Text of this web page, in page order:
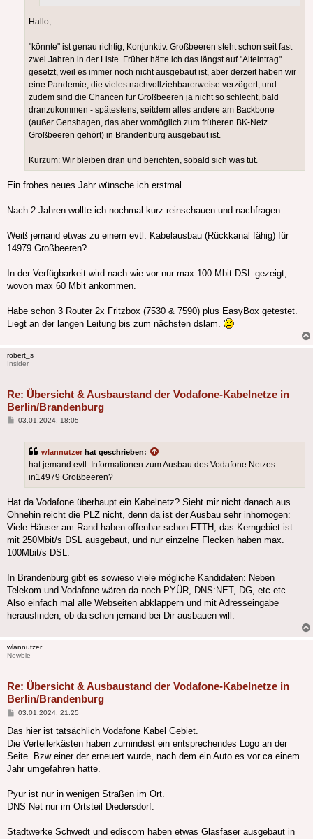
Hallo,
"könnte" ist genau richtig, Konjunktiv. Großbeeren steht schon seit fast
zwei Jahren in der Liste. Früher hätte ich das längst auf "Alteintrag"
gesetzt, weil es immer noch nicht ausgebaut ist, aber derzeit haben wir
eine Pandemie, die vieles nachvollziehbarerweise verzögert, und
zudem sind die Chancen für Großbeeren ja nicht so schlecht, bald
dranzukommen - spätestens, seitdem alles andere am Backbone
(außer Genshagen, das aber womöglich zum früheren BK-Netz
Großbeeren gehört) in Brandenburg ausgebaut ist.
Kurzum: Wir bleiben dran und berichten, sobald sich was tut.
Ein frohes neues Jahr wünsche ich erstmal.
Nach 2 Jahren wollte ich nochmal kurz reinschauen und nachfragen.
Weiß jemand etwas zu einem evtl. Kabelausbau (Rückkanal fähig) für
14979 Großbeeren?
In der Verfügbarkeit wird nach wie vor nur max 100 Mbit DSL gezeigt,
wovon max 60 Mbit ankommen.
Habe schon 3 Router 2x Fritzbox (7530 & 7590) plus EasyBox getestet.
Liegt an der langen Leitung bis zum nächsten dslam.
robert_s
Insider
Re: Übersicht & Ausbaustand der Vodafone-Kabelnetze in
Berlin/Brandenburg
Beitrag
03.01.2024, 18:05
wlannutzer hat geschrieben:
hat jemand evtl. Informationen zum Ausbau des Vodafone Netzes
in14979 Großbeeren?
Hat da Vodafone überhaupt ein Kabelnetz? Sieht mir nicht danach aus.
Ohnehin reicht die PLZ nicht, denn da ist der Ausbau sehr inhomogen:
Viele Häuser am Rand haben offenbar schon FTTH, das Kerngebiet ist
mit 250Mbit/s DSL ausgebaut, und nur einzelne Flecken haben max.
100Mbit/s DSL.
In Brandenburg gibt es sowieso viele mögliche Kandidaten: Neben
Telekom und Vodafone wären da noch PYÜR, DNS:NET, DG, etc etc.
Also einfach mal alle Webseiten abklappern und mit Adresseingabe
herausfinden, ob da schon jemand bei Dir ausbauen will.
wlannutzer
Newbie
Re: Übersicht & Ausbaustand der Vodafone-Kabelnetze in
Berlin/Brandenburg
Beitrag
03.01.2024, 21:25
Das hier ist tatsächlich Vodafone Kabel Gebiet.
Die Verteilerkästen haben zumindest ein entsprechendes Logo an der
Seite. Bzw einer der erneuert wurde, nach dem ein Auto es vor ca einem
Jahr umgefahren hatte.
Pyur ist nur in wenigen Straßen im Ort.
DNS Net nur im Ortsteil Diedersdorf.
Stadtwerke Schwedt und ediscom haben etwas Glasfaser ausgebaut in